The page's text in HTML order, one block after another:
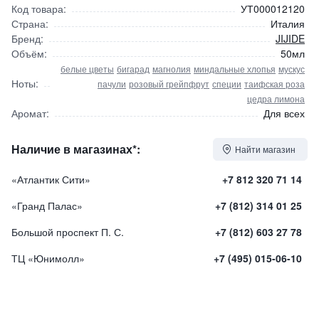
Код товара:
УТ000012120
Страна:
Италия
Бренд:
JIJIDE
Объём:
50мл
Ноты:
белые цветы бигарад магнолия миндальные хлопья мускус
пачули розовый грейпфрут специи таифская роза
цедра лимона
Аромат: Для всех
Наличие в магазинах*: Найти магазин
«Атлантик Сити»
+7 812 320 71 14
«Гранд Палас»
+7 (812) 314 01 25
Большой проспект П. С.
+7 (812) 603 27 78
ТЦ «Юнимолл»
+7 (495) 015-06-10